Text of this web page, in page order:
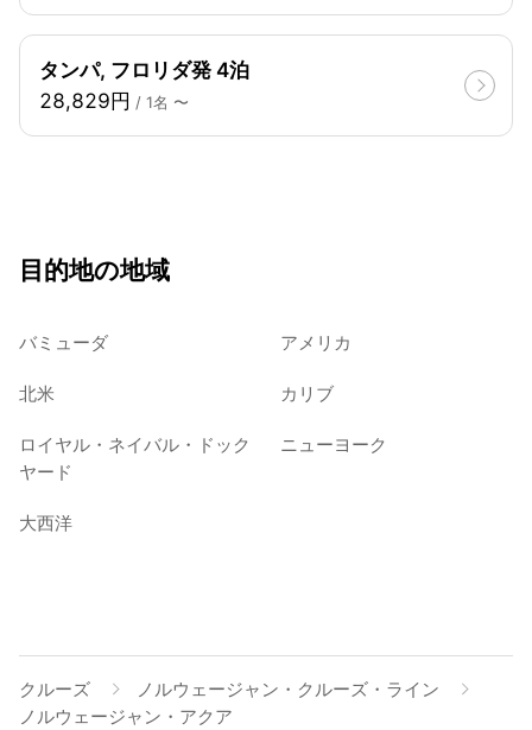
タンパ, フロリダ発 4泊
28,829円 / 1名 〜
目的地の地域
バミューダ アメリカ
北米 カリブ
ロイヤル・ネイバル・ドック
ヤード
ニューヨーク
大西洋
クルーズ
ノルウェージャン・クルーズ・ライン
ノルウェージャン・アクア